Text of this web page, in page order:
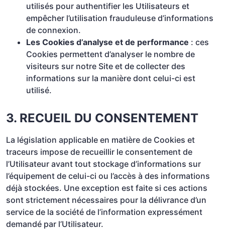
utilisés pour authentifier les Utilisateurs et
empêcher l’utilisation frauduleuse d’informations
de connexion.
Les Cookies d’analyse et de performance : ces
Cookies permettent d’analyser le nombre de
visiteurs sur notre Site et de collecter des
informations sur la manière dont celui-ci est
utilisé.
3. RECUEIL DU CONSENTEMENT
La législation applicable en matière de Cookies et
traceurs impose de recueillir le consentement de
l’Utilisateur avant tout stockage d’informations sur
l’équipement de celui-ci ou l’accès à des informations
déjà stockées. Une exception est faite si ces actions
sont strictement nécessaires pour la délivrance d’un
service de la société de l’information expressément
demandé par l’Utilisateur.